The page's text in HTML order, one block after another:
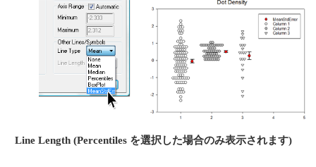
Line Length (Percentiles を選択した場合のみ表示されます)